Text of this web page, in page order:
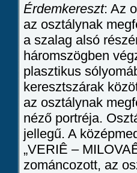
Érdemkereszt: Az
az osztálynak
a szalag alsó
háromszögben
plasztikus
keresztszárak
az osztálynak
néző portréja.
jellegű. A
„VERIÊ –
zománcozott, az